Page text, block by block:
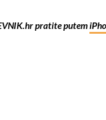
pratite putem